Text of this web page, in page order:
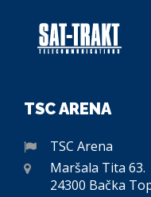
TSC ARENA
TSC Arena
Maršala Tita 63.
24300 Bačka